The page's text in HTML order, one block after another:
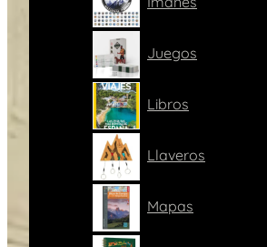
Juegos
Libros
Llaveros
Mapas